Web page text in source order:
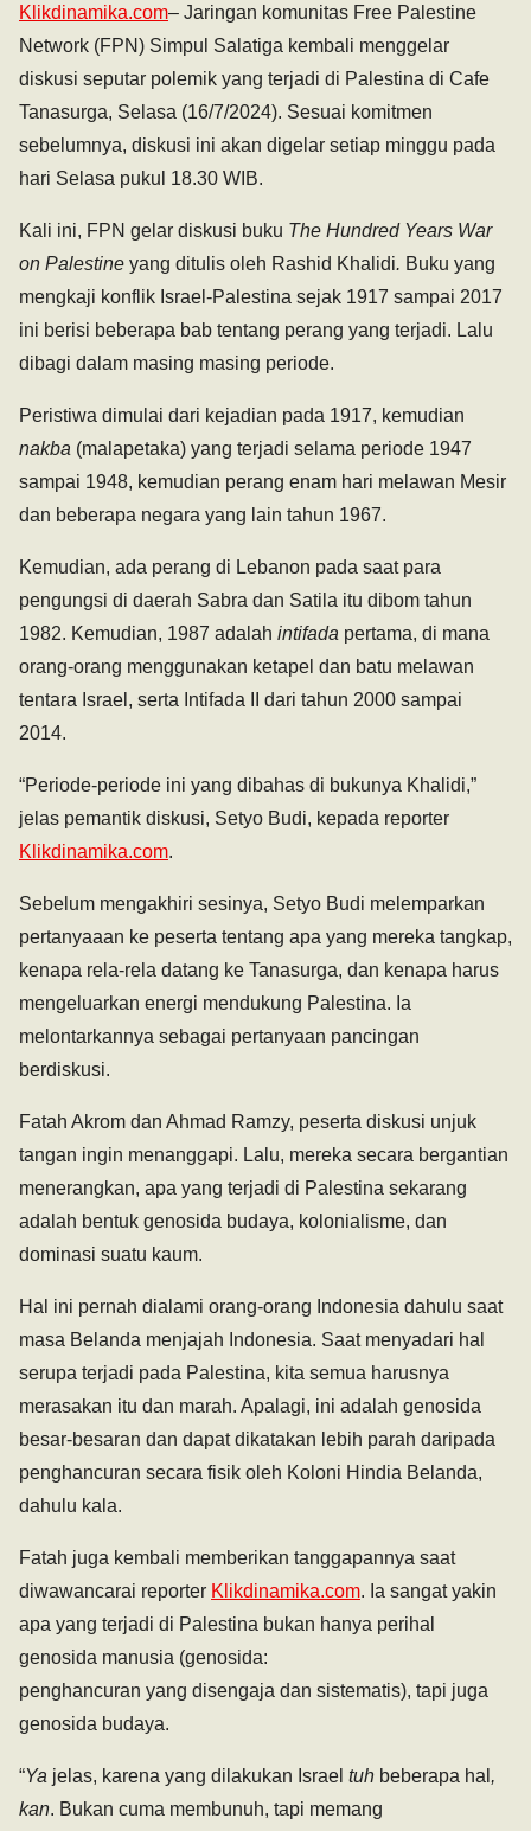
Klikdinamika.com– Jaringan komunitas Free Palestine
Network (FPN) Simpul Salatiga kembali menggelar
diskusi seputar polemik yang terjadi di Palestina di Cafe
Tanasurga, Selasa (16/7/2024). Sesuai komitmen
sebelumnya, diskusi ini akan digelar setiap minggu pada
hari Selasa pukul 18.30 WIB.
Kali ini, FPN gelar diskusi buku The Hundred Years War
on Palestine yang ditulis oleh Rashid Khalidi. Buku yang
mengkaji konflik Israel-Palestina sejak 1917 sampai 2017
ini berisi beberapa bab tentang perang yang terjadi. Lalu
dibagi dalam masing masing periode.
Peristiwa dimulai dari kejadian pada 1917, kemudian
nakba (malapetaka) yang terjadi selama periode 1947
sampai 1948, kemudian perang enam hari melawan Mesir
dan beberapa negara yang lain tahun 1967.
Kemudian, ada perang di Lebanon pada saat para
pengungsi di daerah Sabra dan Satila itu dibom tahun
1982. Kemudian, 1987 adalah intifada pertama, di mana
orang-orang menggunakan ketapel dan batu melawan
tentara Israel, serta Intifada II dari tahun 2000 sampai
2014.
“Periode-periode ini yang dibahas di bukunya Khalidi,”
jelas pemantik diskusi, Setyo Budi, kepada reporter
Klikdinamika.com.
Sebelum mengakhiri sesinya, Setyo Budi melemparkan
pertanyaaan ke peserta tentang apa yang mereka tangkap,
kenapa rela-rela datang ke Tanasurga, dan kenapa harus
mengeluarkan energi mendukung Palestina. Ia
melontarkannya sebagai pertanyaan pancingan
berdiskusi.
Fatah Akrom dan Ahmad Ramzy, peserta diskusi unjuk
tangan ingin menanggapi. Lalu, mereka secara bergantian
menerangkan, apa yang terjadi di Palestina sekarang
adalah bentuk genosida budaya, kolonialisme, dan
dominasi suatu kaum.
Hal ini pernah dialami orang-orang Indonesia dahulu saat
masa Belanda menjajah Indonesia. Saat menyadari hal
serupa terjadi pada Palestina, kita semua harusnya
merasakan itu dan marah. Apalagi, ini adalah genosida
besar-besaran dan dapat dikatakan lebih parah daripada
penghancuran secara fisik oleh Koloni Hindia Belanda,
dahulu kala.
Fatah juga kembali memberikan tanggapannya saat
diwawancarai reporter Klikdinamika.com. Ia sangat yakin
apa yang terjadi di Palestina bukan hanya perihal
genosida manusia (genosida:
penghancuran yang disengaja dan sistematis), tapi juga
genosida budaya.
“Ya jelas, karena yang dilakukan Israel tuh beberapa hal ,
kan. Bukan cuma membunuh, tapi memang